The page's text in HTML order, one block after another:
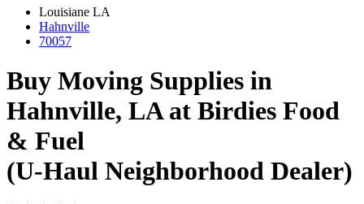
Louisiane LA
Hahnville
70057
Buy Moving Supplies in
Hahnville, LA at Birdies Food
& Fuel
(U-Haul Neighborhood Dealer)